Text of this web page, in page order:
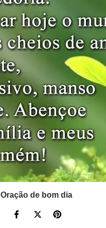
Oração de bom dia